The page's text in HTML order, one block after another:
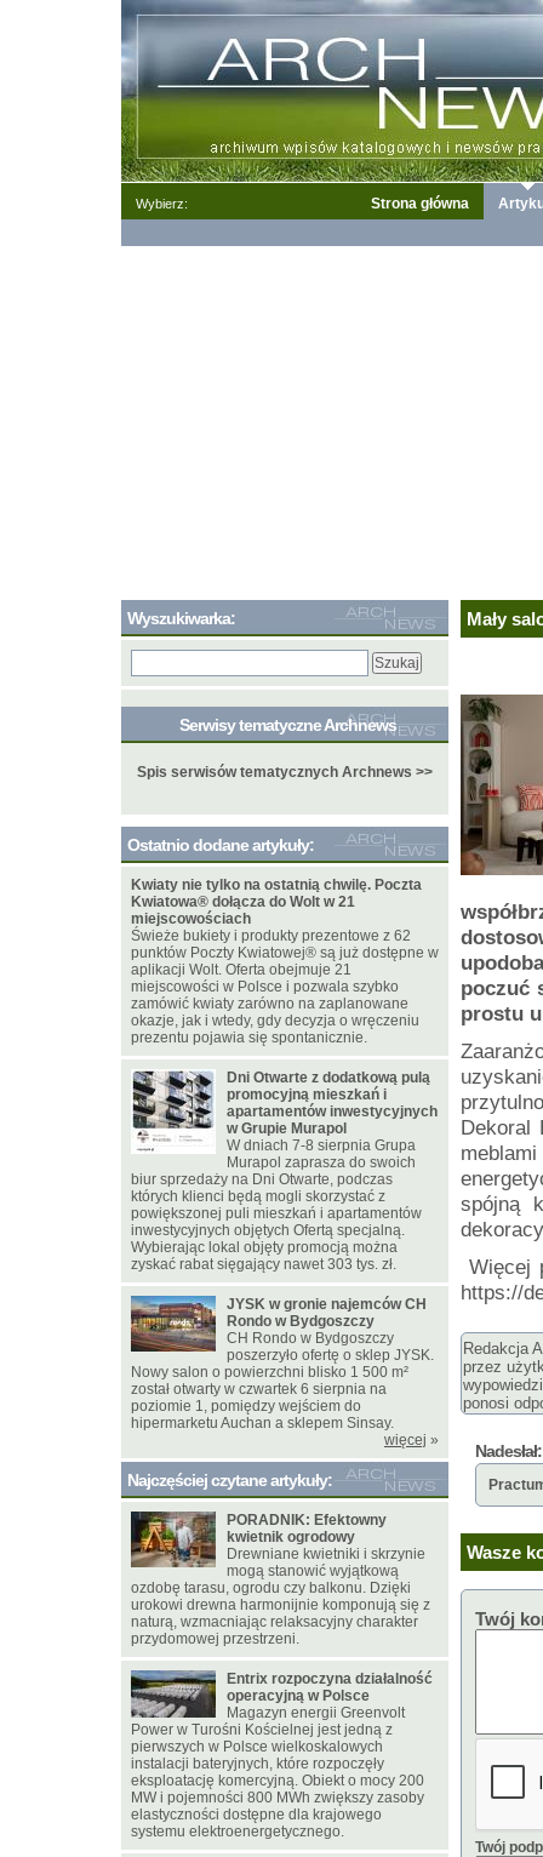
Wybierz: Strona główna
Mały
poczuć
prostu
Dekoral
spójną
Więcej
https://
Redakcja
przez
ponosi
Nadesłał:
Wasze
Twój
Twój
Wyszukiwarka:
Serwisy tematyczne Archnews
Spis serwisów tematycznych Archnews >>
Ostatnio dodane artykuły:
Kwiaty nie tylko na ostatnią chwilę. Poczta
Kwiatowa® dołącza do Wolt w 21
miejscowościach
Świeże bukiety i produkty prezentowe z 62
punktów Poczty Kwiatowej® są już dostępne w
aplikacji Wolt. Oferta obejmuje 21
miejscowości w Polsce i pozwala szybko
zamówić kwiaty zarówno na zaplanowane
okazje, jak i wtedy, gdy decyzja o wręczeniu
prezentu pojawia się spontanicznie.
Dni Otwarte z dodatkową pulą
promocyjną mieszkań i
apartamentów inwestycyjnych
w Grupie Murapol
W dniach 7-8 sierpnia Grupa
Murapol zaprasza do swoich
biur sprzedaży na Dni Otwarte, podczas
których klienci będą mogli skorzystać z
powiększonej puli mieszkań i apartamentów
inwestycyjnych objętych Ofertą specjalną.
Wybierając lokal objęty promocją można
zyskać rabat sięgający nawet 303 tys. zł.
JYSK w gronie najemców CH
Rondo w Bydgoszczy
CH Rondo w Bydgoszczy
poszerzyło ofertę o sklep JYSK.
Nowy salon o powierzchni blisko 1 500 m²
został otwarty w czwartek 6 sierpnia na
poziomie 1, pomiędzy wejściem do
hipermarketu Auchan a sklepem Sinsay.
więcej »
Najczęściej czytane artykuły:
PORADNIK: Efektowny
kwietnik ogrodowy
Drewniane kwietniki i skrzynie
mogą stanowić wyjątkową
ozdobę tarasu, ogrodu czy balkonu. Dzięki
urokowi drewna harmonijnie komponują się z
naturą, wzmacniając relaksacyjny charakter
przydomowej przestrzeni.
Entrix rozpoczyna działalność
operacyjną w Polsce
Magazyn energii Greenvolt
Power w Turośni Kościelnej jest jedną z
pierwszych w Polsce wielkoskalowych
instalacji bateryjnych, które rozpoczęły
eksploatację komercyjną. Obiekt o mocy 200
MW i pojemności 800 MWh zwiększy zasoby
elastyczności dostępne dla krajowego
systemu elektroenergetycznego.